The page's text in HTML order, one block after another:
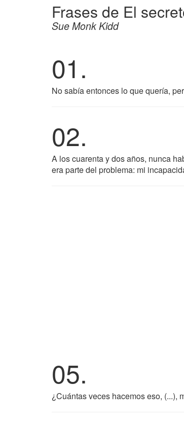
Frases de El
Sue Monk Kidd
01.
No sabía entonces lo que quería,
02.
A los cuarenta y dos años, nunca
era parte del problema: mi
05.
¿Cuántas veces hacemos eso, (...),